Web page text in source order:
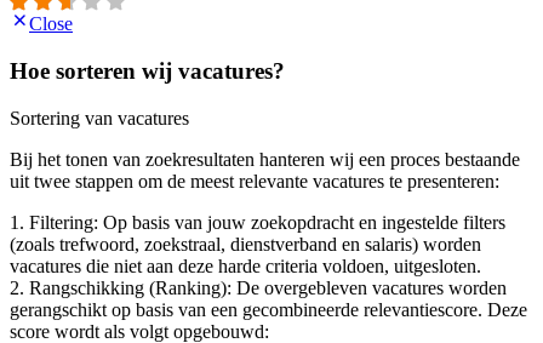
Close
Hoe sorteren wij vacatures?
Sortering van vacatures
Bij het tonen van zoekresultaten hanteren wij een proces bestaande
uit twee stappen om de meest relevante vacatures te presenteren:
1. Filtering: Op basis van jouw zoekopdracht en ingestelde filters
(zoals trefwoord, zoekstraal, dienstverband en salaris) worden
vacatures die niet aan deze harde criteria voldoen, uitgesloten.
2. Rangschikking (Ranking): De overgebleven vacatures worden
gerangschikt op basis van een gecombineerde relevantiescore. Deze
score wordt als volgt opgebouwd: